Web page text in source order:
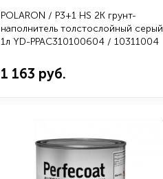
POLARON / P3+1 HS 2K грунт-
наполнитель толстослойный серый
1л YD-PPAC310100604 / 10311004
1 163 руб.